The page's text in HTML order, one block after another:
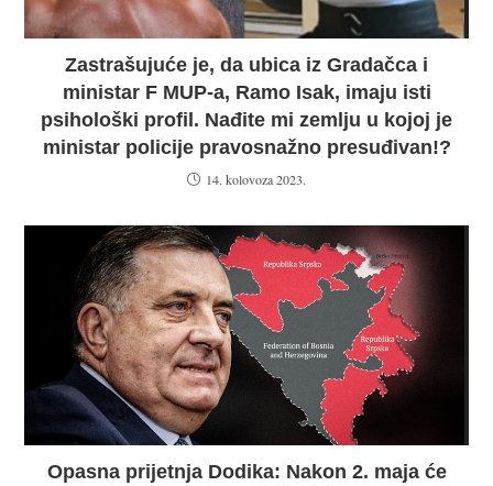
Zastrašujuće je, da ubica iz Gradačca i
ministar F MUP-a, Ramo Isak, imaju isti
psihološki profil. Nađite mi zemlju u kojoj je
ministar policije pravosnažno presuđivan!?
14. kolovoza 2023.
Opasna prijetnja Dodika: Nakon 2. maja će